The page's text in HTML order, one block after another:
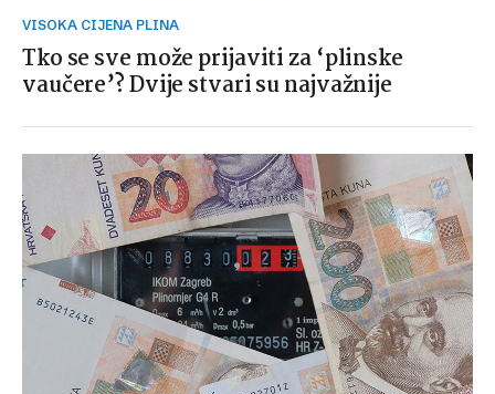
VISOKA CIJENA PLINA
Tko se sve može prijaviti za ‘plinske
vaučere’? Dvije stvari su najvažnije